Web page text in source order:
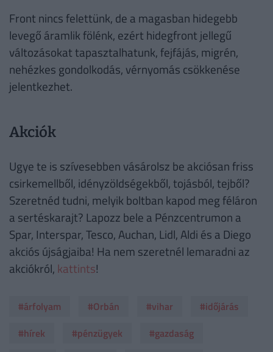
Front nincs felettünk, de a magasban hidegebb
levegő áramlik fölénk, ezért hidegfront jellegű
változásokat tapasztalhatunk, fejfájás, migrén,
nehézkes gondolkodás, vérnyomás csökkenése
jelentkezhet.
Akciók
Ugye te is szívesebben vásárolsz be akciósan friss
csirkemellből, idényzöldségekből, tojásból, tejből?
Szeretnéd tudni, melyik boltban kapod meg féláron
a sertéskarajt? Lapozz bele a Pénzcentrumon a
Spar, Interspar, Tesco, Auchan, Lidl, Aldi és a Diego
akciós újságjaiba! Ha nem szeretnél lemaradni az
akciókról, kattints!
#árfolyam #Orbán #vihar
#időjárás
#hírek
#pénzügyek
#gazdaság